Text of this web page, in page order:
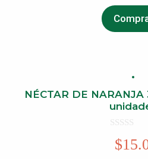
o
NÉCTAR DE
$